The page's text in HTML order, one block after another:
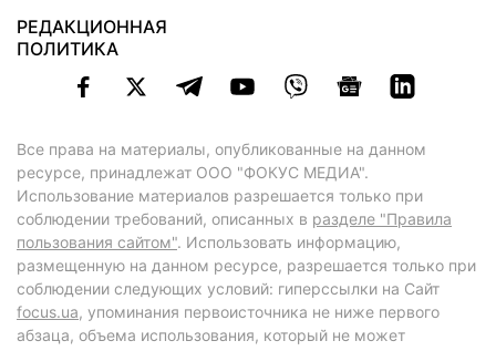
РЕДАКЦИОННАЯ
ПОЛИТИКА
Все права на материалы, опубликованные на данном
ресурсе, принадлежат ООО "ФОКУС МЕДИА".
Использование материалов разрешается только при
соблюдении требований, описанных в разделе "Правила
пользования сайтом". Использовать информацию,
размещенную на данном ресурсе, разрешается только при
соблюдении следующих условий: гиперссылки на Сайт
focus.ua, упоминания первоисточника не ниже первого
абзаца, объема использования, который не может